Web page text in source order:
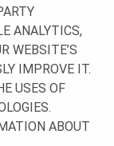
ANALYTICS,
WEBSITE’S
IMPROVE IT.
USES OF
ABOUT